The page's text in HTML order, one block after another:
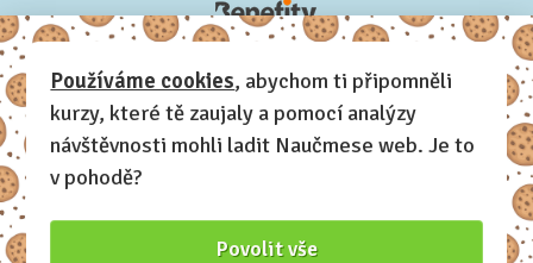
Používáme cookies, abychom ti připomněli
kurzy, které tě zaujaly a pomocí analýzy
návštěvnosti mohli ladit Naučmese web. Je to
v pohodě?
Povolit vše